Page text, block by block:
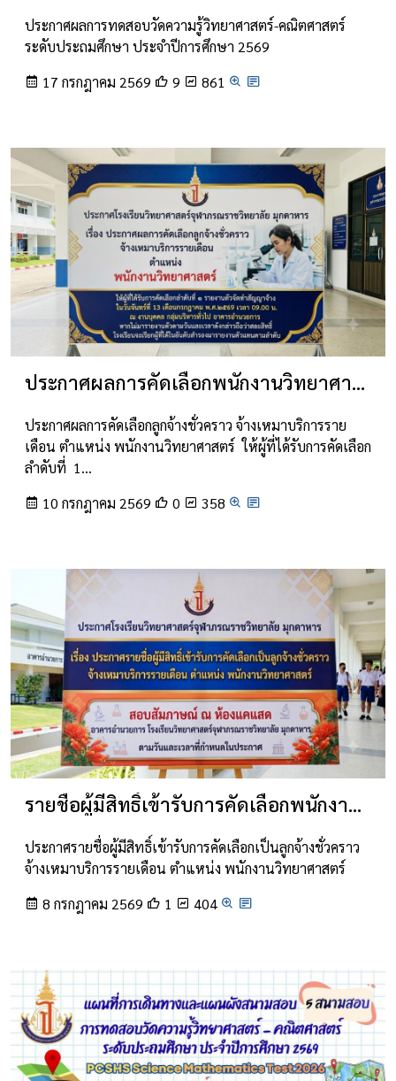
ประกาศผลการทดสอบวัดความรู้วิทยาศาสตร์-คณิตศาสตร์
ระดับประถมศึกษา ประจำปีการศึกษา 2569
17 กรกฎาคม 2569
9 861
ประกาศผลการคัดเลือกพนักงานวิทยาศาสตร์
ประกาศผลการคัดเลือกลูกจ้างชั่วคราว จ้างเหมาบริการราย
เดือน ตำแหน่ง พนักงานวิทยาศาสตร์ ให้ผู้ที่ได้รับการคัดเลือก
ลำดับที่ 1…
10 กรกฎาคม 2569
0 358
รายชื่อผู้มีสิทธิ์เข้ารับการคัดเลือกพนักงานวิทยาศาสตร์
ประกาศรายชื่อผู้มีสิทธิ์เข้ารับการคัดเลือกเป็นลูกจ้างชั่วคราว
จ้างเหมาบริการรายเดือน ตำแหน่ง พนักงานวิทยาศาสตร์
8 กรกฎาคม 2569
1 404